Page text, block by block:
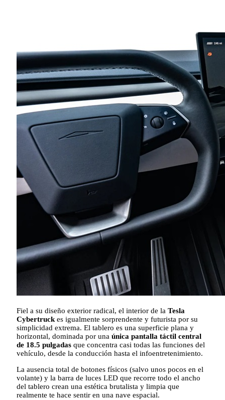
Fiel a su diseño exterior radical, el interior de la Tesla
Cybertruck es igualmente sorprendente y futurista por su
simplicidad extrema. El tablero es una superficie plana y
horizontal, dominada por una única pantalla táctil central
de 18.5 pulgadas que concentra casi todas las funciones del
vehículo, desde la conducción hasta el infoentretenimiento.
La ausencia total de botones físicos (salvo unos pocos en el
volante) y la barra de luces LED que recorre todo el ancho
del tablero crean una estética brutalista y limpia que
realmente te hace sentir en una nave espacial.